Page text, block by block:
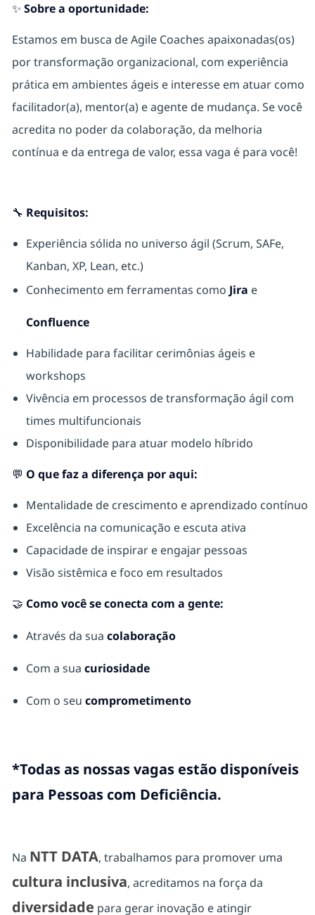
✨ Sobre a oportunidade:
Estamos em busca de Agile Coaches apaixonadas(os)
por transformação organizacional, com experiência
prática em ambientes ágeis e interesse em atuar como
facilitador(a), mentor(a) e agente de mudança. Se você
acredita no poder da colaboração, da melhoria
contínua e da entrega de valor, essa vaga é para você!
🔧 Requisitos:
Experiência sólida no universo ágil (Scrum, SAFe,
Kanban, XP, Lean, etc.)
Conhecimento em ferramentas como Jira e
Confluence
Habilidade para facilitar cerimônias ágeis e
workshops
Vivência em processos de transformação ágil com
times multifuncionais
Disponibilidade para atuar modelo híbrido
💬 O que faz a diferença por aqui:
Mentalidade de crescimento e aprendizado contínuo
Excelência na comunicação e escuta ativa
Capacidade de inspirar e engajar pessoas
Visão sistêmica e foco em resultados
🤝 Como você se conecta com a gente:
Através da sua colaboração
Com a sua curiosidade
Com o seu comprometimento
*Todas as nossas vagas estão disponíveis
para Pessoas com Deficiência.
Na NTT DATA, trabalhamos para promover uma
cultura inclusiva, acreditamos na força da
diversidade para gerar inovação e atingir